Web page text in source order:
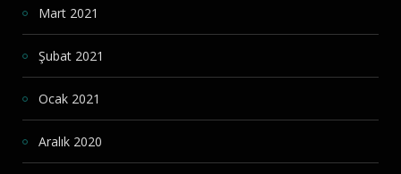
Mart 2021
Şubat 2021
Ocak 2021
Aralık 2020